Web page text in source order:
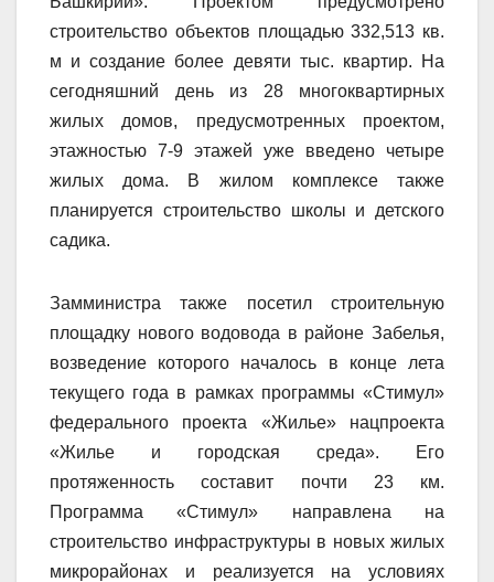
строительство объектов площадью 332,513 кв.
м и создание более девяти тыс. квартир. На
сегодняшний день из 28 многоквартирных
жилых домов, предусмотренных проектом,
этажностью 7-9 этажей уже введено четыре
жилых дома. В жилом комплексе также
планируется строительство школы и детского
садика.
Замминистра также посетил строительную
площадку нового водовода в районе Забелья,
возведение которого началось в конце лета
текущего года в рамках программы «Стимул»
федерального проекта «Жилье» нацпроекта
«Жилье и городская среда». Его
протяженность составит почти 23 км.
Программа «Стимул» направлена на
строительство инфраструктуры в новых жилых
микрорайонах и реализуется на условиях